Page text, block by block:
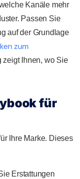
Kanäle mehr
Passen Sie
auf der Grundlage
zum
zeigt Ihnen, wo Sie
für
Ihre Marke. Dieses
Erstattungen